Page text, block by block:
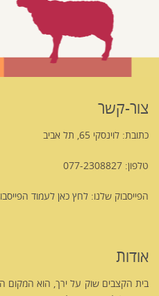
צור-קשר
כתובת: לוינסקי 65, תל אביב
טלפון: 077-2308827
הפייסבוק שלנו: לחץ כאן לעמוד
אודות
בית הקצבים שוק על ירך, הוא המקום